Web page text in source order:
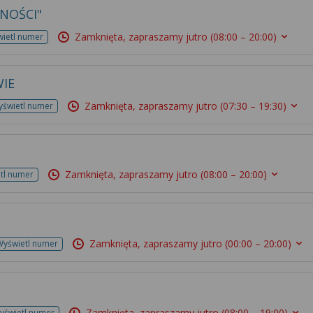
numer Zamknięta, zapraszamy jutro (08:00 – 20:00)
numer Zamknięta, zapraszamy jutro (07:30 – 19:30)
numer Zamknięta, zapraszamy jutro (08:00 – 20:00)
numer Zamknięta, zapraszamy jutro (00:00 – 20:00)